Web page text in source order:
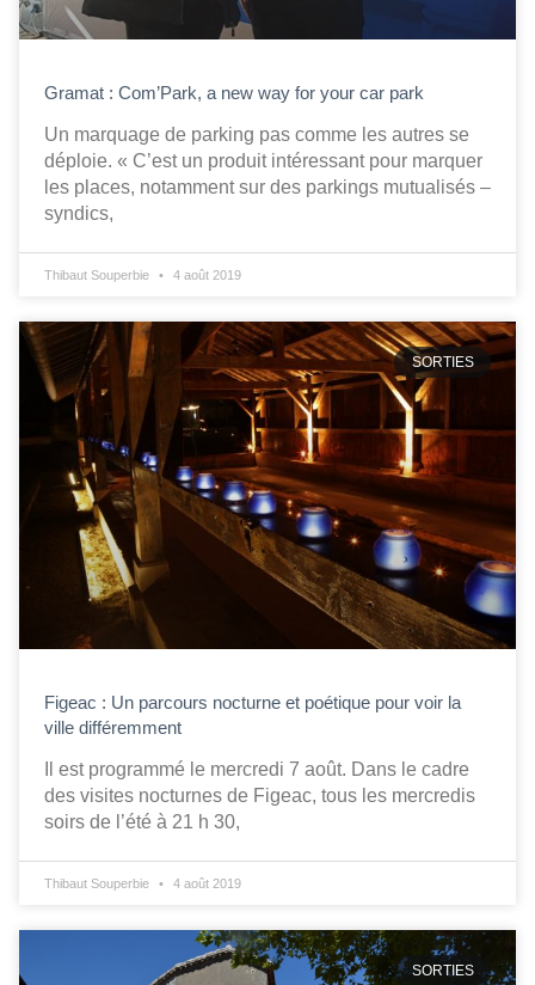
Gramat : Com’Park, a new way for your car park
Un marquage de parking pas comme les autres se
déploie. « C’est un produit intéressant pour marquer
les places, notamment sur des parkings mutualisés –
syndics,
Thibaut Souperbie 4 août 2019
SORTIES
Figeac : Un parcours nocturne et poétique pour voir la
ville différemment
Il est programmé le mercredi 7 août. Dans le cadre
des visites nocturnes de Figeac, tous les mercredis
soirs de l’été à 21 h 30,
Thibaut Souperbie 4 août 2019
SORTIES